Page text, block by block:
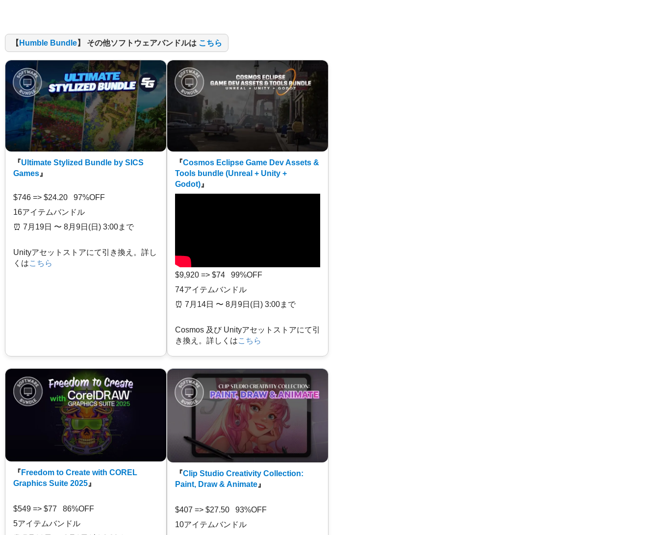
【 Humble Bundle】 その他ソフトウェアバンドルは こちら
『Ultimate Stylized Bundle by SICS
Games』
$746 => $24.20 97%OFF
16アイテムバンドル
⏰️ 7月19日 〜 8月9日(日) 3:00まで
Unityアセットストアにて引き換え。詳し
くはこちら
『Cosmos Eclipse Game Dev Assets &
Tools bundle (Unreal + Unity +
Godot)』
$9,920 => $74 99%OFF
74アイテムバンドル
⏰️ 7月14日 〜 8月9日(日) 3:00まで
Cosmos 及び Unityアセットストアにて引
き換え。詳しくはこちら
『 Freedom to Create with COREL
Graphics Suite 2025 』
$549 => $77 86%OFF
5アイテムバンドル
『Clip Studio Creativity Collection:
Paint, Draw & Animate 』
$407 => $27.50 93%OFF
10アイテムバンドル